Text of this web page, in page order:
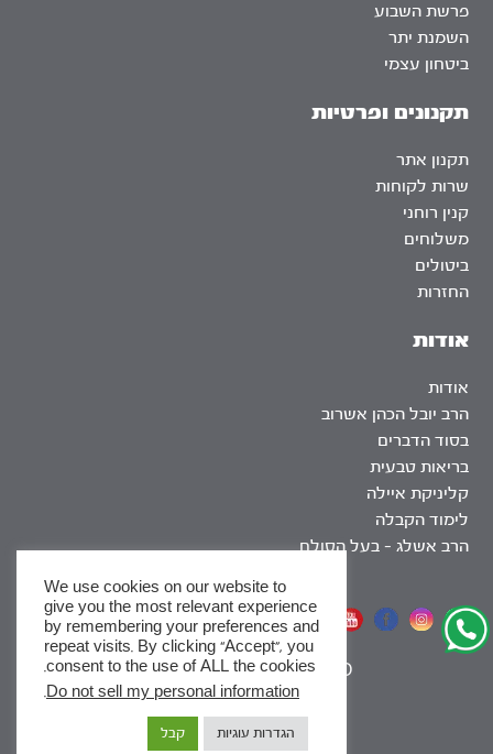
אודות
אודות
הרב יובל הכהן אשרוב
בסוד הדברים
בריאות טבעית
קליניקת איילה
לימוד הקבלה
הרב אשלג – בעל הסולם
פרשת השבוע
השמנת יתר
ביטחון עצמי
תקנונים ופרטיות
תקנון אתר
שרות לקוחות
קנין רוחני
משלוחים
ביטולים
החזרות
אתר שומר שבת
SEO
|
We use cookies on our website to
give you the most relevant experience
by remembering your preferences and
repeat visits. By clicking “Accept”, you
consent to the use of ALL the cookies.
Do not sell my personal information
.
הגדרות עוגיות קבל
x